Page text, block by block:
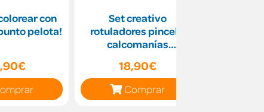
con
pelota!
Set creativo
rotuladores pincel y
calcomanías
18,90€
Comprar